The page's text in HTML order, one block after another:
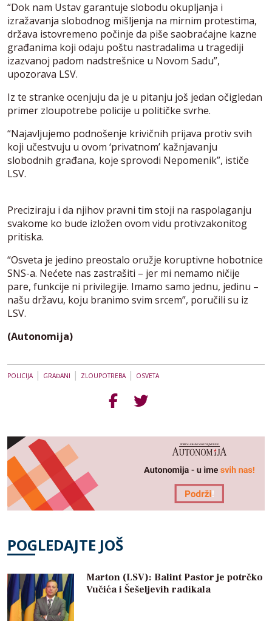
“Dok nam Ustav garantuje slobodu okupljanja i
izražavanja slobodnog mišljenja na mirnim protestima,
država istovremeno počinje da piše saobraćajne kazne
građanima koji odaju poštu nastradalima u tragediji
izazvanoj padom nadstrešnice u Novom Sadu”,
upozorava LSV.
Iz te stranke ocenjuju da je u pitanju još jedan očigledan
primer zloupotrebe policije u političke svrhe.
“Najavljujemo podnošenje krivičnih prijava protiv svih
koji učestvuju u ovom ‘privatnom’ kažnjavanju
slobodnih građana, koje sprovodi Nepomenik”, ističe
LSV.
Preciziraju i da njihov pravni tim stoji na raspolaganju
svakome ko bude izložen ovom vidu protivzakonitog
pritiska.
“Osveta je jedino preostalo oružje koruptivne hobotnice
SNS-a. Nećete nas zastrašiti – jer mi nemamo ničije
pare, funkcije ni privilegije. Imamo samo jednu, jedinu –
našu državu, koju branimo svim srcem”, poručili su iz
LSV.
(Autonomija)
POLICIJA| GRAĐANI | ZLOUPOTREBA| OSVETA
POGLEDAJTE JOŠ
Marton (LSV): Balint Pastor je potrčko
Vučića i Šešeljevih radikala